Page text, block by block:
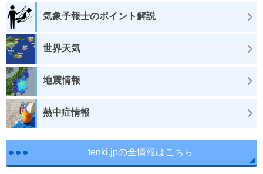
気象予報士のポイント解説
世界天気
地震情報
熱中症情報
tenki.jpの全情報はこちら